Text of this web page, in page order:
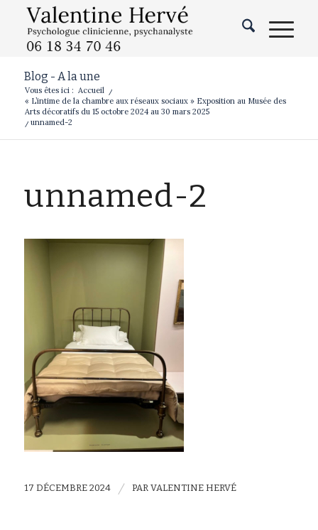
Blog - A la une
Vous êtes ici : Accueil
/
« L’intime de la chambre aux réseaux sociaux » Exposition au Musée des
Arts décoratifs du 15 octobre 2024 au 30 mars 2025
/ unnamed-2
unnamed-2
17 DÉCEMBRE 2024 / PAR VALENTINE HERVÉ